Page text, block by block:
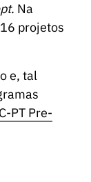
. Na
projetos
e, tal
PT Pre-